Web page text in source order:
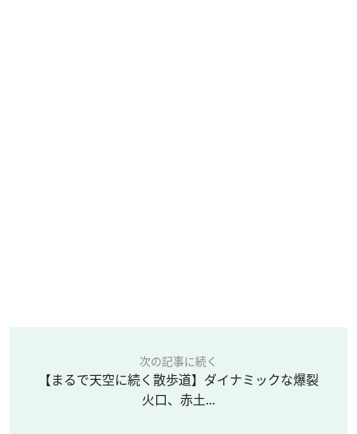
次の記事に続く
【まるで天空に続く散歩道】ダイナミックな爆裂
火口、赤土...